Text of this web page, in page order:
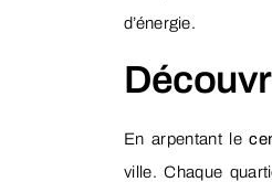
d’énergie.
En arpentant le
ville. Chaque